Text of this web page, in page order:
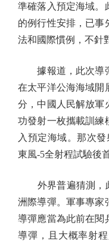
準確落入預定海域。
的例行性安排，已事
法和國際慣例，不針
據報道，此次導彈
在太平洋公海海域開
分，中國人民解放軍
功發射一枚攜載訓練
入預定海域。那次發
東風-5全射程試驗後
外界普遍猜測，
洲際導彈。軍事專家
導彈應當為此前在閱
導彈，且大概率射